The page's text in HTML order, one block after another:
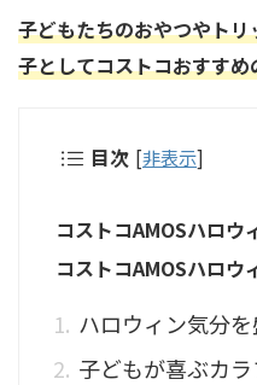
子どもたちのおやつやト
子としてコストコおすすめ
目次 [非表示]
コストコAMOSハロウ
コストコAMOSハロウ
ハロウィン気分
子どもが喜ぶカ